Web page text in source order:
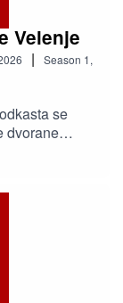
Velenje
| Season 1,
se
dvorane
nekdanjega
Marjana